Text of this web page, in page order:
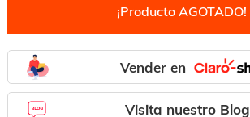
¡Producto AGOTADO!
Vender en
Visita nuestro Blog